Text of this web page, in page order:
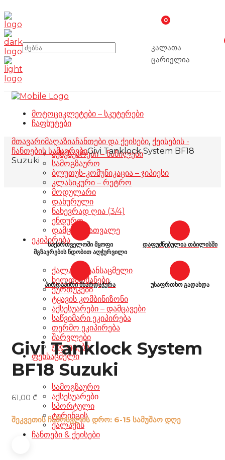
0
კალათა
ცარიელია
მოტოციკლეტები – სკუტერები
ჩაფხუტები
აქსესუარები – ნაწილები
სამოგზაურო
ბლუთუს-კომუნიკაცია – ჯიპიესი
კლასიკური – რეტრო
მოდულარი
დახურული
ნახევრად ღია (3/4)
ენდურო
დამცავი სათვალე
ეკიპირება
ქალაქის ტანსაცმელი
ხელთათმანები
ქურთუკები
ტყავის კომბინიზონი
აქსესუარები – დამცავები
საწვიმარი ეკიპირება
თერმო ეკიპირება
შარვლები
ჟილეტები
ფეხსაცმელი
სამოგზაურო
აქსესუარები
სპორტული
ტურინგის
ქალაქის
ჩანთები & ქეისები
მთავარიმაღაზიაჩანთები და ქეისები, ქეისების -
ჩანთების სამაგრებიGivi Tanklock System BF18
Suzuki
საქართველოში მყოფი
მგზავრების ნდობით აღჭურვილი
დაფუძნებულია თბილისში
პირდაპირი მხარდაჭერა უსაფრთხო გადახდა
Givi Tanklock System
BF18 Suzuki
61,00 ₾
შეკვეთის ჩამოსვლის დრო: 6-15 სამუშაო დღე